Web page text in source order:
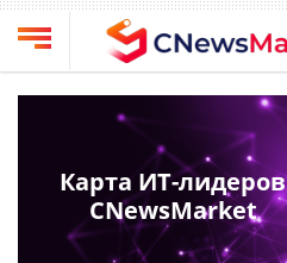
Выбрать
провайдера
Компании
CNews
Конференции
Техника
Карта ИТ-лидеров
CNewsMarket